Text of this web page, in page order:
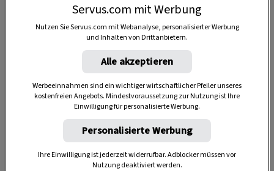
Anzeige
Servus.com mit Werbung
Nutzen Sie Servus.com mit Webanalyse, personalisierter Werbung
und Inhalten von Drittanbietern.
Alle akzeptieren
Werbeeinnahmen sind ein wichtiger wirtschaftlicher Pfeiler unseres
kostenfreien Angebots. Mindestvoraussetzung zur Nutzung ist Ihre
Einwilligung für personalisierte Werbung.
Personalisierte Werbung
Ihre Einwilligung ist jederzeit widerrufbar. Adblocker müssen vor
Nutzung deaktiviert werden.